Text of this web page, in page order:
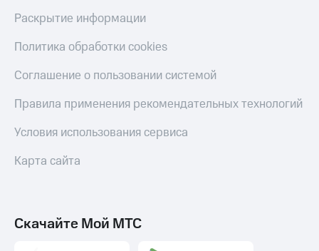
Раскрытие информации
Политика обработки cookies
Соглашение о пользовании системой
Правила применения рекомендательных технологий
Условия использования сервиса
Карта сайта
Скачайте Мой МТС